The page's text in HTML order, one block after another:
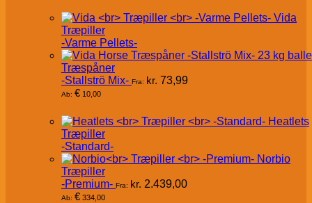
Vida
Træpiller
-Varme Pellets-
Træspåner
-Stallströ Mix- Fra: kr. 73,99
Ab: € 10,00
Heatlets
Træpiller
-Standard-
Norbio
Træpiller
-Premium- Fra: kr. 2.439,00
Ab: € 334,00